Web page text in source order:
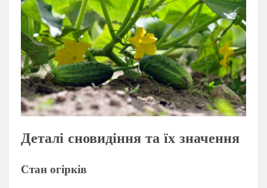
Деталі сновидіння та їх значення
Стан огірків